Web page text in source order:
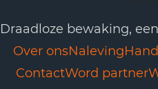
Draadloze bewaking,
Over onsNaleving
ContactWord partner